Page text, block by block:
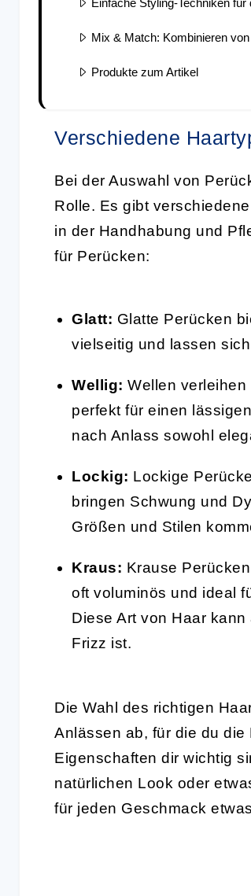
Mix & Match: Kombinieren
Produkte zum Artikel
Verschiedene
Bei der Auswahl von
Rolle. Es gibt
in der Handhabung und
für Perücken:
Glatt: Glatte Perücken
vielseitig und lassen
Wellig: Wellen
perfekt für einen
nach Anlass sowohl
Lockig: Lockige
bringen Schwung und
Größen und Stilen
Kraus: Krause
oft voluminös und ideal
Diese Art von Haar
Frizz ist.
Die Wahl des richtigen
Anlässen ab, für die du
Eigenschaften dir wichtig
natürlichen Look oder
für jeden Geschmack